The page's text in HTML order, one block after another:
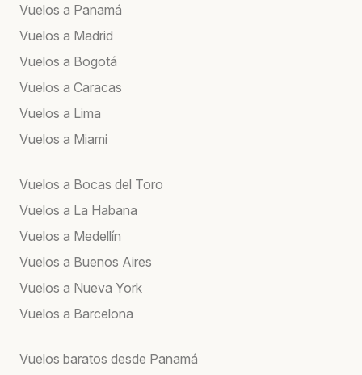
Vuelos a Panamá
Vuelos a Madrid
Vuelos a Bogotá
Vuelos a Caracas
Vuelos a Lima
Vuelos a Miami
Vuelos a Bocas del Toro
Vuelos a La Habana
Vuelos a Medellín
Vuelos a Buenos Aires
Vuelos a Nueva York
Vuelos a Barcelona
Vuelos baratos desde Panamá